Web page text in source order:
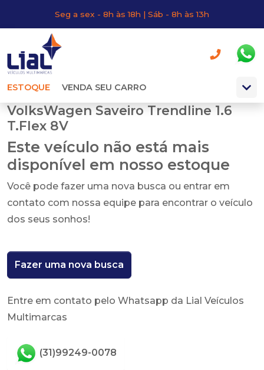
Seg a sex - 8h às 18h | Sáb - 8h às 13h
ESTOQUE VENDA SEU CARRO
VolksWagen Saveiro Trendline 1.6
T.Flex 8V
Este veículo não está mais
disponível em nosso estoque
Você pode fazer uma nova busca ou entrar em
contato com nossa equipe para encontrar o veículo
dos seus sonhos!
Fazer uma nova busca
Entre em contato pelo Whatsapp da Lial Veículos
Multimarcas
(31)99249-0078